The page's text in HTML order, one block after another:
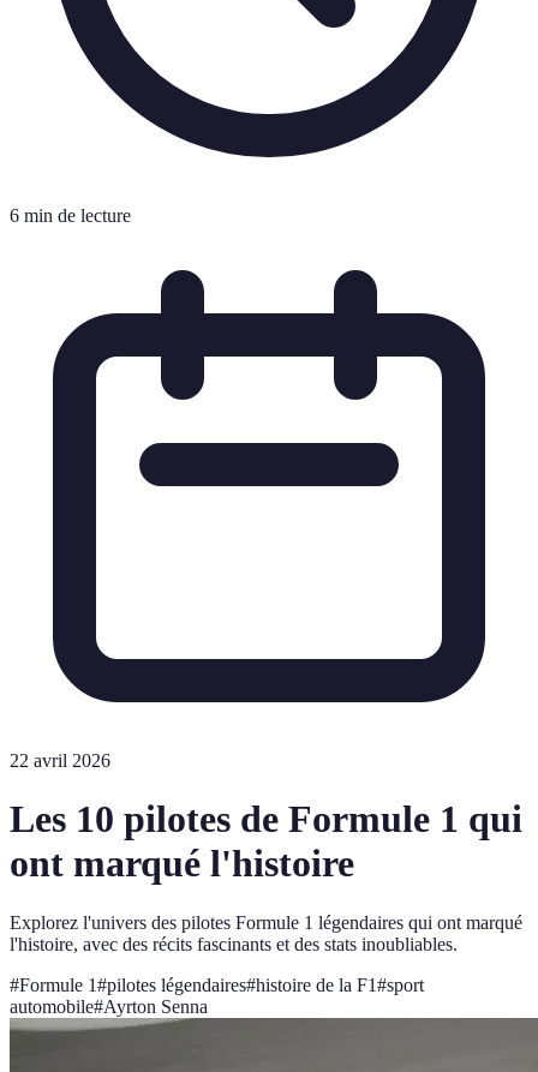
6 min de lecture
22 avril 2026
Les 10 pilotes de Formule 1 qui
ont marqué l'histoire
Explorez l'univers des pilotes Formule 1 légendaires qui ont marqué
l'histoire, avec des récits fascinants et des stats inoubliables.
#Formule 1#pilotes légendaires#histoire de la F1#sport
automobile#Ayrton Senna